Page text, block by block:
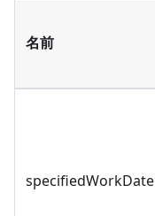
名前
specifiedWorkDate